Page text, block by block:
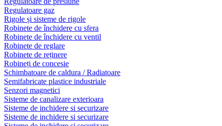
Regulatoare gaz
Rigole și sisteme de rigole
Robinete de închidere cu sfera
Robinete de închidere cu ventil
Robinete de reglare
Robinete de reținere
Robineți de concesie
Schimbatoare de caldura / Radiatoare
Semifabricate plastice industriale
Senzori magnetici
Sisteme de canalizare exterioara
Sisteme de inchidere si securizare
Sisteme de inchidere si securizare